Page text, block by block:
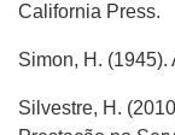
California Press.
Simon, H. (1945).
Silvestre, H.